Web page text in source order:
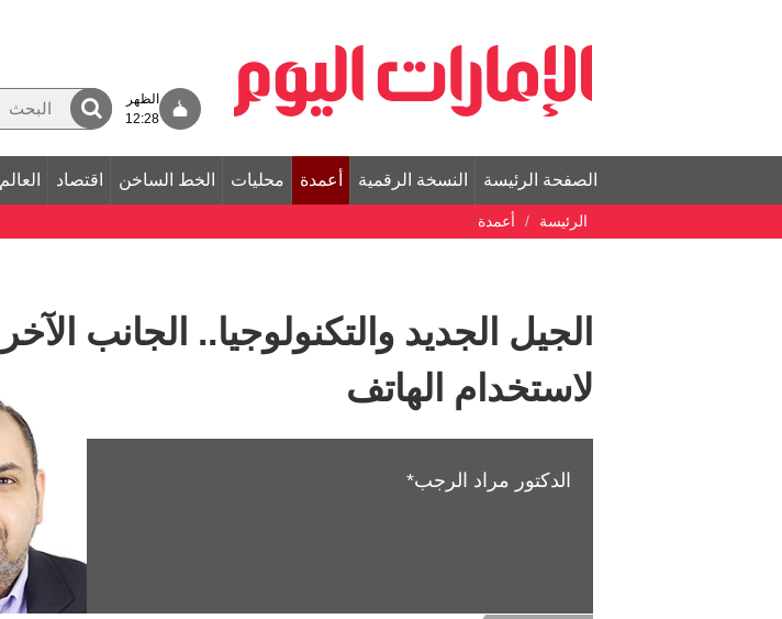
الظهر
12:28
الصفحة الرئيسة النسخة الرقمية أعمدة محليات الخط الساخن اقتصاد العالم
الرئيسة أعمدة
الجيل الجديد والتكنولوجيا.. الجانب الآخر
لاستخدام الهاتف
الدكتور مراد الرجب*